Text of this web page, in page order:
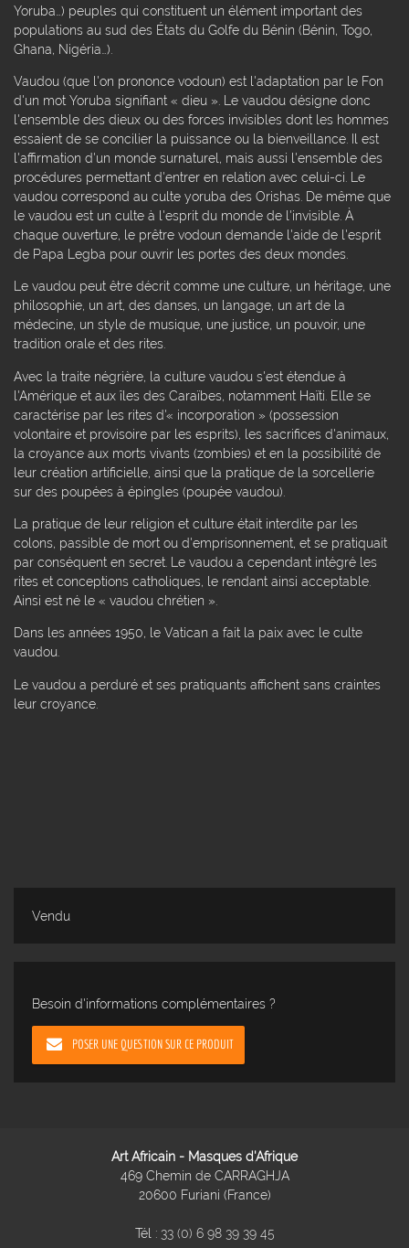
Yoruba…) peuples qui constituent un élément important des
populations au sud des États du Golfe du Bénin (Bénin, Togo,
Ghana, Nigéria…).
Vaudou (que l'on prononce vodoun) est l'adaptation par le Fon
d'un mot Yoruba signifiant « dieu ». Le vaudou désigne donc
l'ensemble des dieux ou des forces invisibles dont les hommes
essaient de se concilier la puissance ou la bienveillance. Il est
l'affirmation d'un monde surnaturel, mais aussi l'ensemble des
procédures permettant d'entrer en relation avec celui-ci. Le
vaudou correspond au culte yoruba des Orishas. De même que
le vaudou est un culte à l'esprit du monde de l'invisible. À
chaque ouverture, le prêtre vodoun demande l'aide de l'esprit
de Papa Legba pour ouvrir les portes des deux mondes.
Le vaudou peut être décrit comme une culture, un héritage, une
philosophie, un art, des danses, un langage, un art de la
médecine, un style de musique, une justice, un pouvoir, une
tradition orale et des rites.
Avec la traite négrière, la culture vaudou s'est étendue à
l'Amérique et aux îles des Caraïbes, notamment Haïti. Elle se
caractérise par les rites d'« incorporation » (possession
volontaire et provisoire par les esprits), les sacrifices d'animaux,
la croyance aux morts vivants (zombies) et en la possibilité de
leur création artificielle, ainsi que la pratique de la sorcellerie
sur des poupées à épingles (poupée vaudou).
La pratique de leur religion et culture était interdite par les
colons, passible de mort ou d'emprisonnement, et se pratiquait
par conséquent en secret. Le vaudou a cependant intégré les
rites et conceptions catholiques, le rendant ainsi acceptable.
Ainsi est né le « vaudou chrétien ».
Dans les années 1950, le Vatican a fait la paix avec le culte
vaudou.
Le vaudou a perduré et ses pratiquants affichent sans craintes
leur croyance.
Vendu
Besoin d'informations complémentaires ?
POSER UNE QUESTION SUR CE PRODUIT
Art Africain - Masques d'Afrique
469 Chemin de CARRAGHJA
20600 Furiani (France)
Tél : 33 (0) 6 98 39 39 45